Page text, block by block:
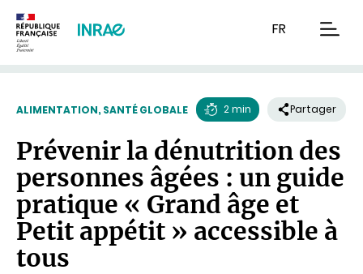
FR
ALIMENTATION, SANTÉ GLOBALE
de
lecture
2 min Partager
Prévenir la dénutrition des
personnes âgées : un guide
pratique « Grand âge et
Petit appétit » accessible à
tous